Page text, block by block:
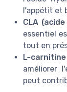
l'appétit et
CLA
essentiel
tout en
L-carnitine
améliorer
peut